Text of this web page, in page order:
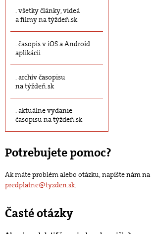
všetky články, videá
a filmy na týždeň.sk
časopis v iOS a Android
aplikácii
archív časopisu
na týždeň.sk
aktuálne vydanie
časopisu na týždeň.sk
Potrebujete pomoc?
Ak máte problém alebo otázku, napíšte nám na
predplatne@tyzden.sk.
Časté otázky